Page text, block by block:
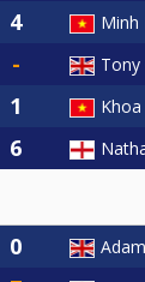
Minh
Tony